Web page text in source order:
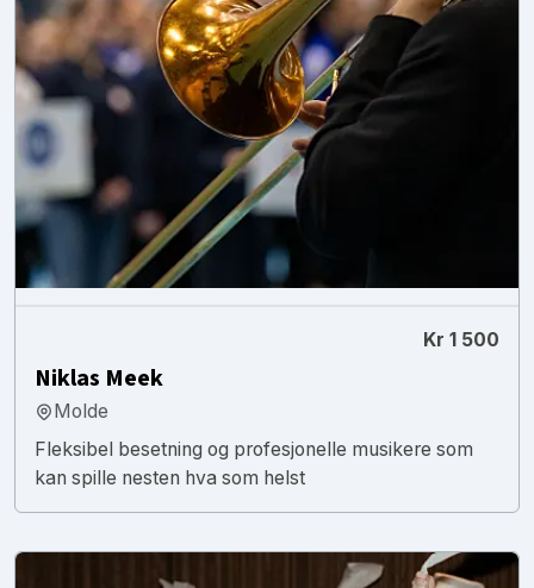
Kr 1 500
Niklas Meek
Molde
Fleksibel besetning og profesjonelle musikere som
kan spille nesten hva som helst